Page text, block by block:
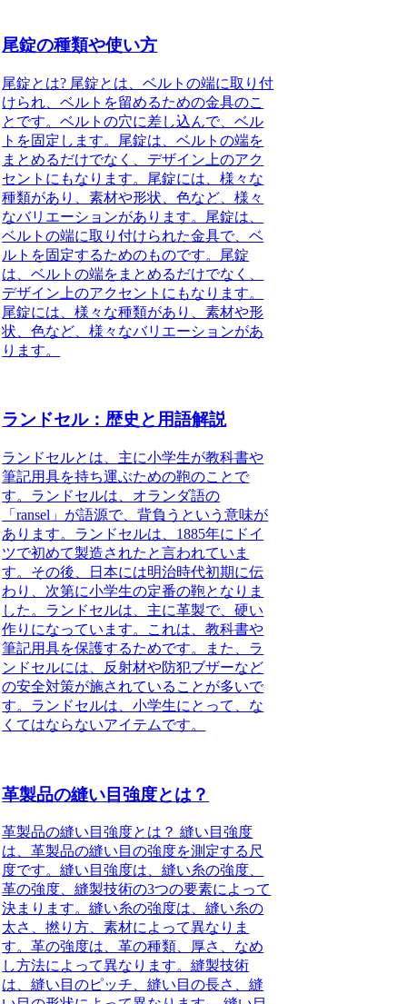
尾錠の種類や使い方
尾錠とは? 尾錠とは、ベルトの端に取り付
けられ、ベルトを留めるための金具のこ
とです。ベルトの穴に差し込んで、ベル
トを固定します。尾錠は、ベルトの端を
まとめるだけでなく、デザイン上のアク
セントにもなります。尾錠には、様々な
種類があり、素材や形状、色など、様々
なバリエーションがあります。尾錠は、
ベルトの端に取り付けられた金具で、ベ
ルトを固定するためのものです。尾錠
は、ベルトの端をまとめるだけでなく、
デザイン上のアクセントにもなります。
尾錠には、様々な種類があり、素材や形
状、色など、様々なバリエーションがあ
ります。
ランドセル：歴史と用語解説
ランドセルとは、主に小学生が教科書や
筆記用具を持ち運ぶための鞄のことで
す。ランドセルは、オランダ語の
「ransel」が語源で、背負うという意味が
あります。ランドセルは、1885年にドイ
ツで初めて製造されたと言われていま
す。その後、日本には明治時代初期に伝
わり、次第に小学生の定番の鞄となりま
した。ランドセルは、主に革製で、硬い
作りになっています。これは、教科書や
筆記用具を保護するためです。また、ラ
ンドセルには、反射材や防犯ブザーなど
の安全対策が施されていることが多いで
す。ランドセルは、小学生にとって、な
くてはならないアイテムです。
革製品の縫い目強度とは？
革製品の縫い目強度とは？ 縫い目強度
は、革製品の縫い目の強度を測定する尺
度です。縫い目強度は、縫い糸の強度、
革の強度、縫製技術の3つの要素によって
決まります。縫い糸の強度は、縫い糸の
太さ、撚り方、素材によって異なりま
す。革の強度は、革の種類、厚さ、なめ
し方法によって異なります。縫製技術
は、縫い目のピッチ、縫い目の長さ、縫